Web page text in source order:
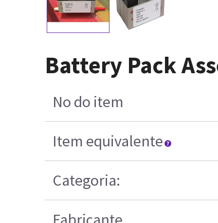
Battery Pack
No do item
Item equivalente
Categoria: